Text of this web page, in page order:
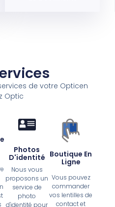
de votre Opticen
Optic
Photos
D'identité
Nous vous
proposons un
service de
photo
d'identité pour
Boutique En
Ligne
Vous pouvez
commander
vos lentilles de
contact et